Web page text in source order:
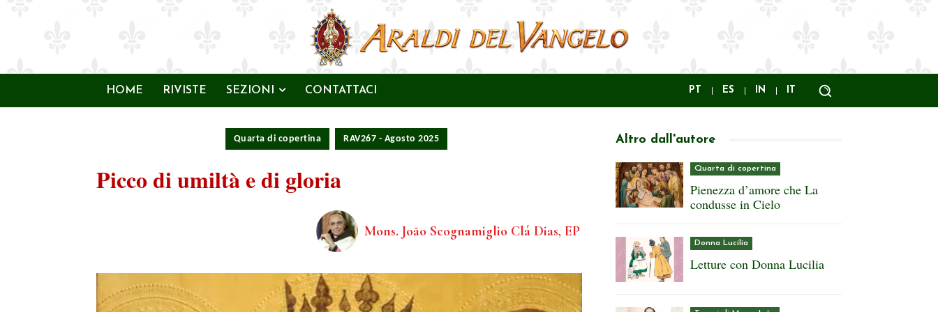
HOME RIVISTE SEZIONI CONTATTACI PT ES IN IT
Quarta di copertina RAV267 - Agosto 2025
Picco di umiltà e di gloria
Mons. João Scognamiglio Clá Dias, EP
Altro dall'autore
Quarta di copertina
Pienezza d’amore che La
condusse in Cielo
Donna Lucilia
Letture con Donna Lucilia